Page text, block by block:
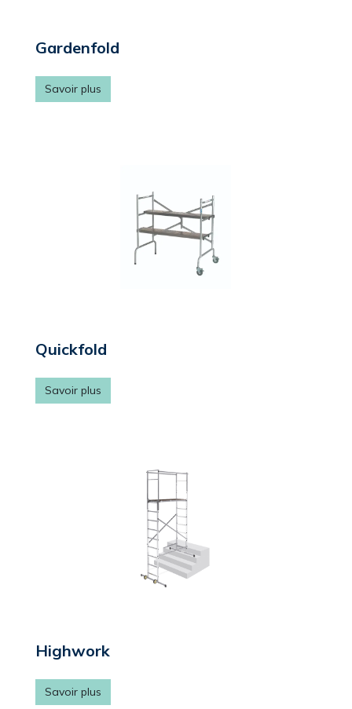
Gardenfold
Savoir plus
Quickfold
Savoir plus
Highwork
Savoir plus